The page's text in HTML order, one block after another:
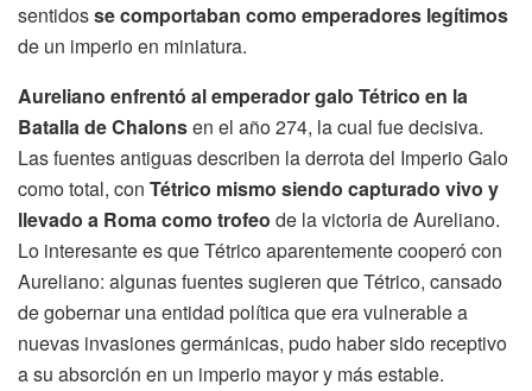
sentidosse comportaban como emperadores legítimos
de un imperio en miniatura.
Aureliano enfrentó al emperador galo Tétrico en la
Batalla de Chalonsen el año 274, la cual fue decisiva.
Las fuentes antiguas describen la derrota del Imperio Galo
como total, con Tétrico mismo siendo capturado vivo y
llevado a Roma como trofeo de la victoria de Aureliano.
Lo interesante es que Tétrico aparentemente cooperó con
Aureliano: algunas fuentes sugieren que Tétrico, cansado
de gobernar una entidad política que era vulnerable a
nuevas invasiones germánicas, pudo haber sido receptivo
a su absorción en un imperio mayor y más estable.